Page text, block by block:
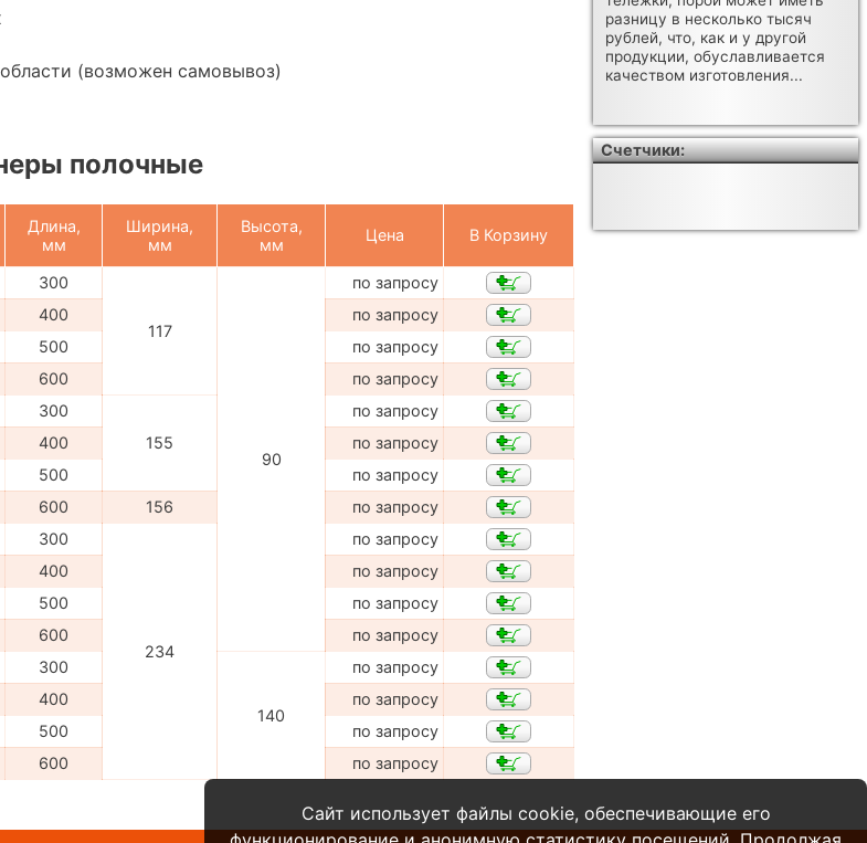
(возможен самовывоз)
полочные
Длина,
мм
Ширина,
мм
Высота,
мм
Цена В Корзину
300
117
90
по запросу
400
по запросу
500
по запросу
600
по запросу
300
155
по запросу
400
по запросу
500
по запросу
600 156
по запросу
300
234
по запросу
400
по запросу
500
по запросу
600
по запросу
300
140
по запросу
400
по запросу
500
по запросу
600 по запросу
разницу в несколько тысяч
рублей, что, как и у другой
продукции, обуславливается
качеством изготовления...
Счетчики:
Сайт использует файлы cookie, обеспечивающие его